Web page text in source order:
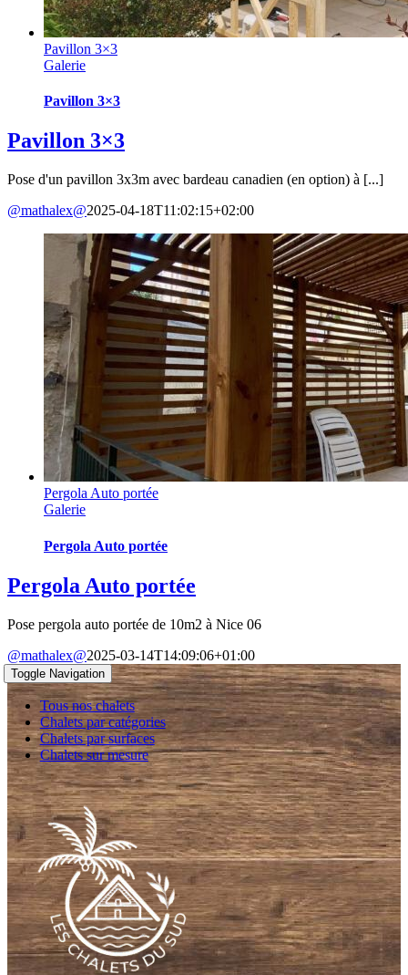
Pavillon 3×3
Galerie
Pavillon 3×3
Pavillon 3×3
Pose d'un pavillon 3x3m avec bardeau canadien (en option) à [...]
@mathalex@2025-04-18T11:02:15+02:00
Pergola Auto portée
Galerie
Pergola Auto portée
Pergola Auto portée
Pose pergola auto portée de 10m2 à Nice 06
@mathalex@2025-03-14T14:09:06+01:00
Toggle Navigation
Tous nos chalets
Chalets par catégories
Chalets par surfaces
Chalets sur mesure